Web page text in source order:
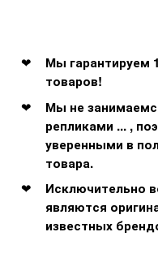
Мы гарантируем
товаров!
Мы не
репликами ... ,
уверенными в
товара.
Исключительно
являются
известных